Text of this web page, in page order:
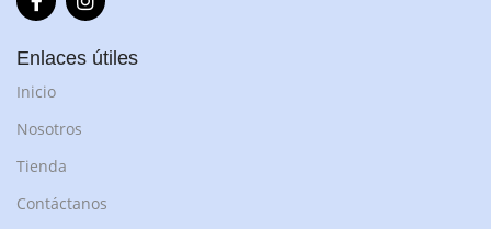
Enlaces útiles
Inicio
Nosotros
Tienda
Contáctanos